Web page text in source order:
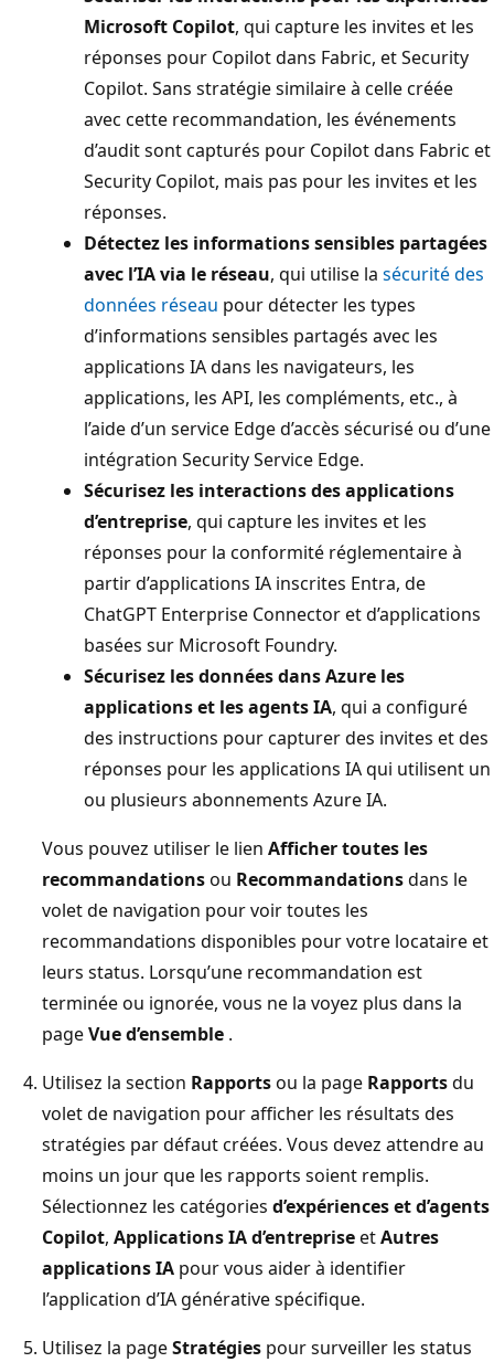
Microsoft Copilot, qui capture les invites et les
réponses pour Copilot dans Fabric, et Security
Copilot. Sans stratégie similaire à celle créée
avec cette recommandation, les événements
d’audit sont capturés pour Copilot dans Fabric et
Security Copilot, mais pas pour les invites et les
réponses.
Détectez les informations sensibles partagées
avec l’IA via le réseau, qui utilise la sécurité des
données réseau pour détecter les types
d’informations sensibles partagés avec les
applications IA dans les navigateurs, les
applications, les API, les compléments, etc., à
l’aide d’un service Edge d’accès sécurisé ou d’une
intégration Security Service Edge.
Sécurisez les interactions des applications
d’entreprise, qui capture les invites et les
réponses pour la conformité réglementaire à
partir d’applications IA inscrites Entra, de
ChatGPT Enterprise Connector et d’applications
basées sur Microsoft Foundry.
Sécurisez les données dans Azure les
applications et les agents IA, qui a configuré
des instructions pour capturer des invites et des
réponses pour les applications IA qui utilisent un
ou plusieurs abonnements Azure IA.
Vous pouvez utiliser le lien Afficher toutes les
recommandationsou Recommandationsdans le
volet de navigation pour voir toutes les
recommandations disponibles pour votre locataire et
leurs status. Lorsqu’une recommandation est
terminée ou ignorée, vous ne la voyez plus dans la
pageVue d’ensemble .
Utilisez la section Rapportsou la page Rapportsdu
volet de navigation pour afficher les résultats des
stratégies par défaut créées. Vous devez attendre au
moins un jour que les rapports soient remplis.
Sélectionnez les catégories d’expériences et d’agents
Copilot, Applications IA d’entrepriseetAutres
applications IA pour vous aider à identifier
l’application d’IA générative spécifique.
Utilisez la pageStratégies pour surveiller les status